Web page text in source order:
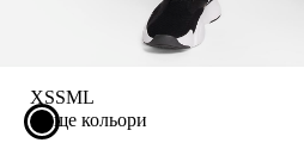
XSSML
ще кольори